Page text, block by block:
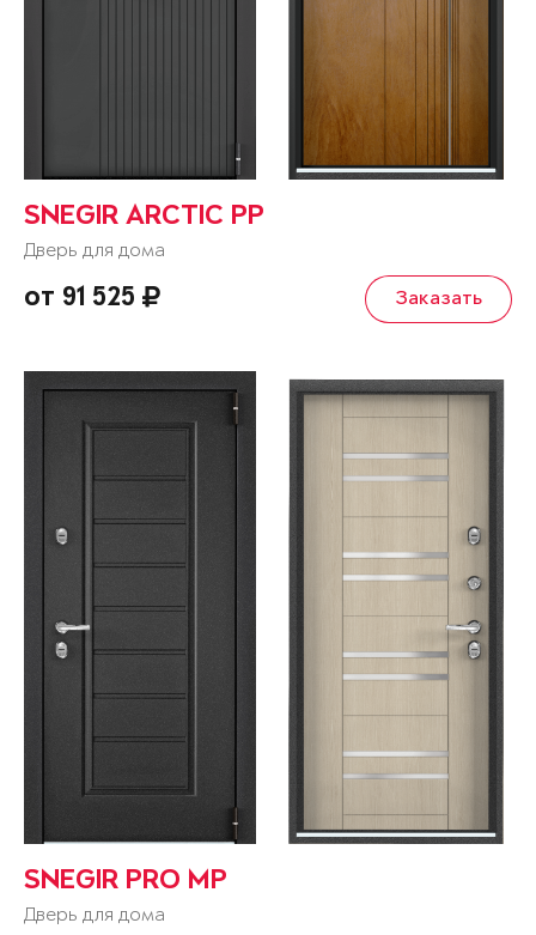
SNEGIR ARCTIC PP
Дверь для дома
от 91 525 Заказать
SNEGIR PRO MP
Дверь для дома